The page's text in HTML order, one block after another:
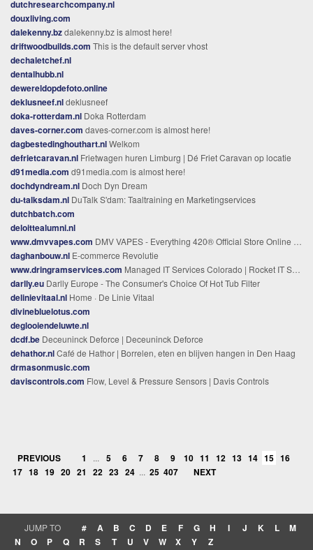
dutchresearchcompany.nl
douxliving.com
dalekenny.bzdalekenny.bz is almost here!
driftwoodbuilds.com This is the default server vhost
dechaletchef.nl
dentalhubb.nl
dewereldopdefoto.online
deklusneef.nldeklusneef
doka-rotterdam.nl Doka Rotterdam
daves-corner.com daves-corner.com is almost here!
dagbestedinghouthart.nlWelkom
defrietcaravan.nl Frietwagen huren Limburg | Dé Friet Caravan op locatie
d91media.com d91media.com is almost here!
dochdyndream.nl Doch Dyn Dream
du-talksdam.nl DuTalk S'dam: Taaltraining en Marketingservices
dutchbatch.com
deloittealumni.nl
www.dmvvapes.com DMV VAPES - Everything 420® Official Store Online Dispensary
daghanbouw.nl E-commerce Revolutie
www.dringramservices.com Managed IT Services Colorado | Rocket IT Solutions — MSP Allenspark CO
darlly.eu Darlly Europe - The Consumer's Choice Of Hot Tub Filter
delinievitaal.nl Home · De Linie Vitaal
divinebluelotus.com
deglooiendeluwte.nl
dcdf.be Deceuninck Deforce | Deceuninck Deforce
dehathor.nlCafé de Hathor | Borrelen, eten en blijven hangen in Den Haag
drmasonmusic.com
daviscontrols.com Flow, Level & Pressure Sensors | Davis Controls
PREVIOUS 1 ... 5 6 7 8 9 10 11 12 13 14 15 16
17 18 19 20 21 22 23 24 ... 25 407 NEXT
JUMP TO # A B C D E F G H I J K L
M
N
O P Q R S T U V W X Y Z